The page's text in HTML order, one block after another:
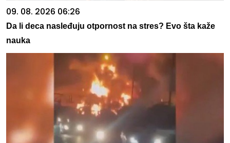
09. 08. 2026 06:26
Da li deca nasleđuju otpornost na stres? Evo šta kaže
nauka